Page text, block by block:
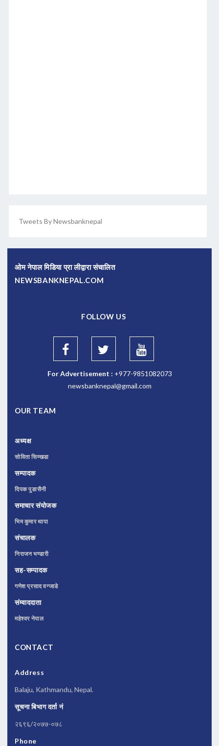
Tweets By Newsbanknepal
ओम नेपाल मिडिया प्रा लीद्वारा संचालित
NEWSBANKNEPAL.COM
FOLLOW US
For Advertisement : +977-9851082073
newsbanknepal@gmail.com
OUR TEAM
अध्यक्ष
सोविता सिम्खडा
सम्पादक
दिपक पुडासैनी
समाचार संयोजक
भिम कुमार थापा
संचालक
निराजन भण्डारी
सह-सम्पादक
गणेश प्रसाद वन्जाडे
संम्वाददाता
महेश्वर नेपाल
CONTACT
Address
Balaju, Kathmandu, Nepal.
सूचना बिभाग दर्ता नं
२६९६/२०७७-०७८
Phone